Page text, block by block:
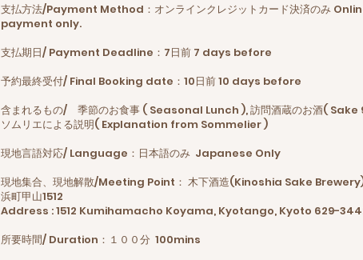
支払方法/Payment Method：オンラインクレジットカード決済のみ
payment only.
支払期日/ Payment Deadline：7日前 7 days before
予約最終受付/ Final Booking date：10日前 10 days before
含まれるもの/ 季節のお食事 ( Seasonal Lunch ), 訪問酒蔵のお酒(
ソムリエによる説明( Explanation from Sommelier )
現地言語対応/ Language：日本語のみ Japanese Only
現地集合、現地解散/Meeting Point： 木下酒造(Kinoshia Sake
浜町甲山1512
Address : 1512 Kumihamacho Koyama, Kyotango, Kyoto 629-
所要時間/ Duration：１００分 100mins